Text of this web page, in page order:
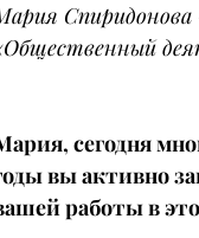
сегодня
вы активно
работы в